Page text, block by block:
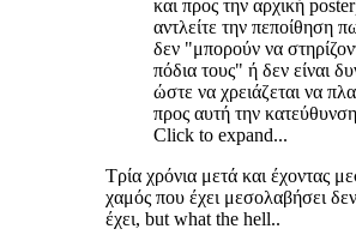
και προς την αρχική
αντλείτε την πεποίθηση
δεν "μπορούν να
πόδια τους" ή δεν είναι
ώστε να χρειάζεται να
προς αυτή την
Click to expand...
Τρία χρόνια μετά και έχοντας
χαμός που έχει μεσολαβήσει
έχει, but what the hell..